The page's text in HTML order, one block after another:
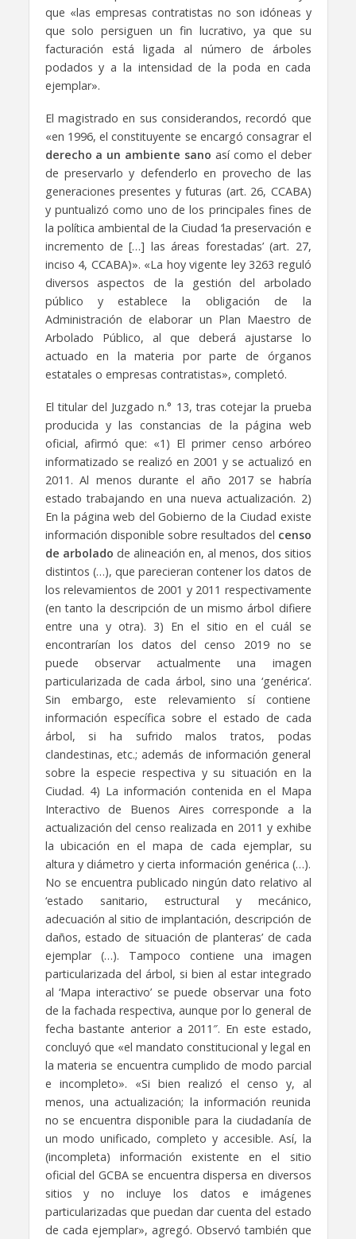
que «las empresas contratistas no son idóneas y
que solo persiguen un fin lucrativo, ya que su
facturación está ligada al número de árboles
podados y a la intensidad de la poda en cada
ejemplar».
El magistrado en sus considerandos, recordó que
«en 1996, el constituyente se encargó consagrar el
derecho a un ambiente sano así como el deber
de preservarlo y defenderlo en provecho de las
generaciones presentes y futuras (art. 26, CCABA)
y puntualizó como uno de los principales fines de
la política ambiental de la Ciudad ‘la preservación e
incremento de […] las áreas forestadas’ (art. 27,
inciso 4, CCABA)». «La hoy vigente ley 3263 reguló
diversos aspectos de la gestión del arbolado
público y establece la obligación de la
Administración de elaborar un Plan Maestro de
Arbolado Público, al que deberá ajustarse lo
actuado en la materia por parte de órganos
estatales o empresas contratistas», completó.
El titular del Juzgado n.° 13, tras cotejar la prueba
producida y las constancias de la página web
oficial, afirmó que: «1) El primer censo arbóreo
informatizado se realizó en 2001 y se actualizó en
2011. Al menos durante el año 2017 se habría
estado trabajando en una nueva actualización. 2)
En la página web del Gobierno de la Ciudad existe
información disponible sobre resultados del censo
de arbolado de alineación en, al menos, dos sitios
distintos (…), que parecieran contener los datos de
los relevamientos de 2001 y 2011 respectivamente
(en tanto la descripción de un mismo árbol difiere
entre una y otra). 3) En el sitio en el cuál se
encontrarían los datos del censo 2019 no se
puede observar actualmente una imagen
particularizada de cada árbol, sino una ‘genérica’.
Sin embargo, este relevamiento sí contiene
información específica sobre el estado de cada
árbol, si ha sufrido malos tratos, podas
clandestinas, etc.; además de información general
sobre la especie respectiva y su situación en la
Ciudad. 4) La información contenida en el Mapa
Interactivo de Buenos Aires corresponde a la
actualización del censo realizada en 2011 y exhibe
la ubicación en el mapa de cada ejemplar, su
altura y diámetro y cierta información genérica (…).
No se encuentra publicado ningún dato relativo al
‘estado sanitario, estructural y mecánico,
adecuación al sitio de implantación, descripción de
daños, estado de situación de planteras’ de cada
ejemplar (…). Tampoco contiene una imagen
particularizada del árbol, si bien al estar integrado
al ‘Mapa interactivo’ se puede observar una foto
de la fachada respectiva, aunque por lo general de
fecha bastante anterior a 2011″. En este estado,
concluyó que «el mandato constitucional y legal en
la materia se encuentra cumplido de modo parcial
e incompleto». «Si bien realizó el censo y, al
menos, una actualización; la información reunida
no se encuentra disponible para la ciudadanía de
un modo unificado, completo y accesible. Así, la
(incompleta) información existente en el sitio
oficial del GCBA se encuentra dispersa en diversos
sitios y no incluye los datos e imágenes
particularizadas que puedan dar cuenta del estado
de cada ejemplar», agregó. Observó también que